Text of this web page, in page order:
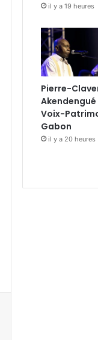
il y a 19 heures
Pierre-
Akendengué
Voix-
Gabon
il y a 20 heures